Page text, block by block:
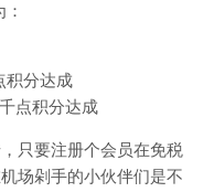
积分达成
点积分达成
只要注册个会员在免税
场剁手的小伙伴们是不